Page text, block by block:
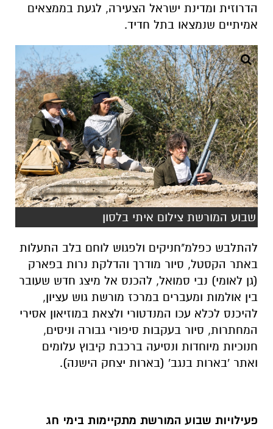
הדרוזית ומדינת ישראל הצעירה, לגעת בממצאים
אמיתיים שנמצאו בתל חדיד.
שבוע המורשת צילום איתי בלסון
להתלבש כפלמ"חניקים ולפגוש לוחם בלב התעלות
באתר הקסטל, סיור מודרך והדלקת נרות בפארק
(גן לאומי) נבי סמואל, להכנס אל מיצג חדש שעובר
בין אולמות ומעברים במרכז מורשת גוש עציון,
להיכנס לכלא עכו המנדטורי ולצאת במוזיאון אסירי
המחתרות, סיור בעקבות סיפורי גבורה וניסים,
חנוכיות מיוחדות ונסיעה ברכבת קיבוץ עלומים
ואתר 'בארות בנגב' (בארות יצחק הישנה).
פעילויות שבוע המורשת מתקיימות בימי חג